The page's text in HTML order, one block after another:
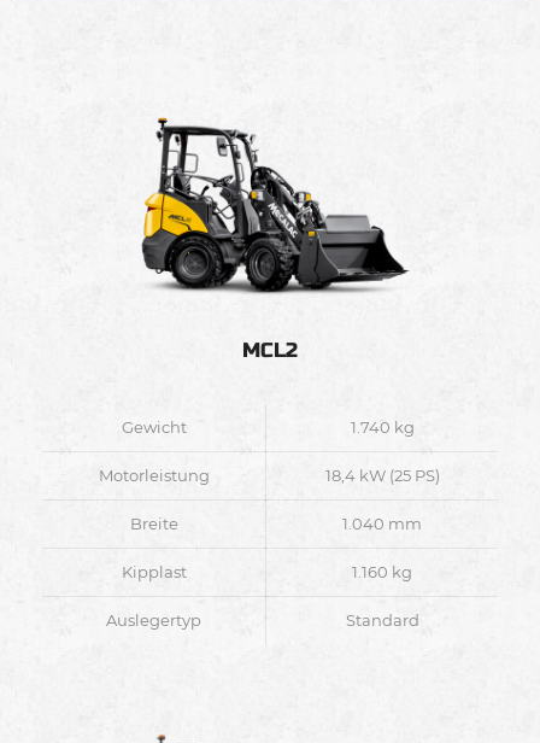
MCL2
Gewicht 1.740 kg
Motorleistung 18,4 kW (25 PS)
Breite 1.040 mm
Kipplast 1.160 kg
Auslegertyp Standard